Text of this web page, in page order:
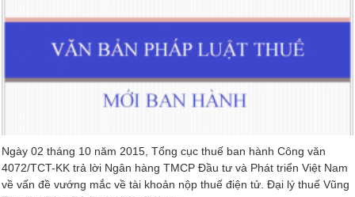
Ngày 02 tháng 10 năm 2015, Tổng cục thuế ban hành Công văn
4072/TCT-KK trả lời Ngân hàng TMCP Đầu tư và Phát triển Việt Nam
về vấn đề vướng mắc về tài khoản nộp thuế điện tử. Đại lý thuế Vũng